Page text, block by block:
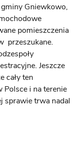
Gniewkowo,
pomieszczenia
przeszukane.
Jeszcze
cały ten
i na terenie
sprawie trwa nadal